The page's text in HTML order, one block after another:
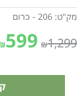
מק"ט: 206 - כרום
₪1,299
599